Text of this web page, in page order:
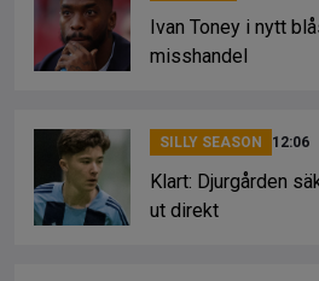
Ivan Toney i nytt
misshandel
SILLY SEASON 12:06
Klart: Djurgården
ut direkt